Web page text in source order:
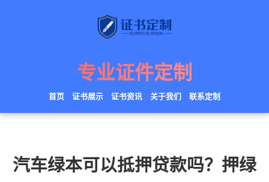
专业证件定制
首页 证书展示 证书资讯 关于我们 联系定制
汽车绿本可以抵押贷款吗？押绿